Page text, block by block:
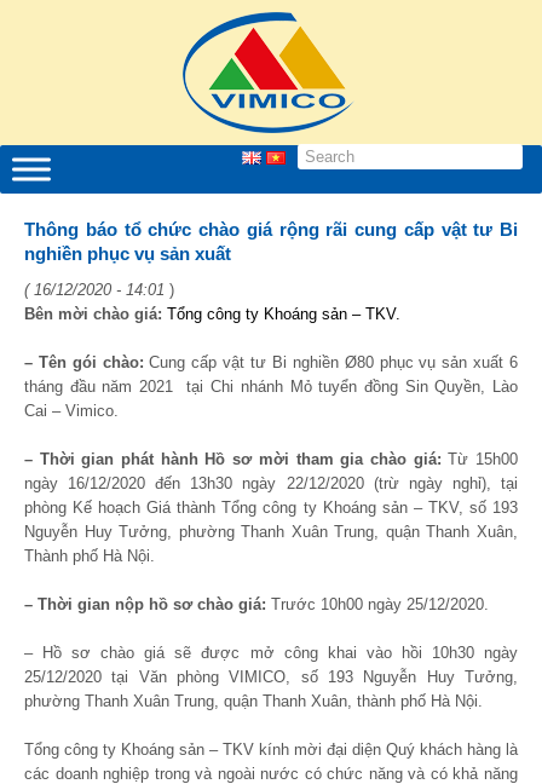
Thông báo tổ chức chào giá rộng rãi cung cấp vật tư Bi
nghiền phục vụ sản xuất
( 16/12/2020 - 14:01 )
Bên mời chào giá: Tổng công ty Khoáng sản – TKV.
– Tên gói chào:Cung cấp vật tư Bi nghiền Ø80 phục vụ sản xuất 6
tháng đầu năm 2021 tại Chi nhánh Mỏ tuyển đồng Sin Quyền, Lào
Cai – Vimico.
– Thời gian phát hành Hồ sơ mời tham gia chào giá:Từ 15h00
ngày 16/12/2020 đến 13h30 ngày 22/12/2020 (trừ ngày nghỉ), tại
phòng Kế hoạch Giá thành Tổng công ty Khoáng sản – TKV, số 193
Nguyễn Huy Tưởng, phường Thanh Xuân Trung, quận Thanh Xuân,
Thành phố Hà Nội.
– Thời gian nộp hồ sơ chào giá: Trước 10h00 ngày 25/12/2020.
– Hồ sơ chào giá sẽ được mở công khai vào hồi 10h30 ngày
25/12/2020 tại Văn phòng VIMICO, số 193 Nguyễn Huy Tưởng,
phường Thanh Xuân Trung, quận Thanh Xuân, thành phố Hà Nội.
Tổng công ty Khoáng sản – TKV kính mời đại diện Quý khách hàng là
các doanh nghiệp trong và ngoài nước có chức năng và có khả năng